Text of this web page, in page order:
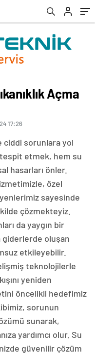
Açma
17:26
ciddi sorunlara yol
etmek, hem su
hasarları önler.
özel
sayesinde
çözmekteyiz.
da yaygın bir
oluşan
etkileyebilir.
teknolojilerle
yeniden
öncelikli hedefimiz
sorunun
sunarak,
yardımcı olur. Su
güvenilir çözüm